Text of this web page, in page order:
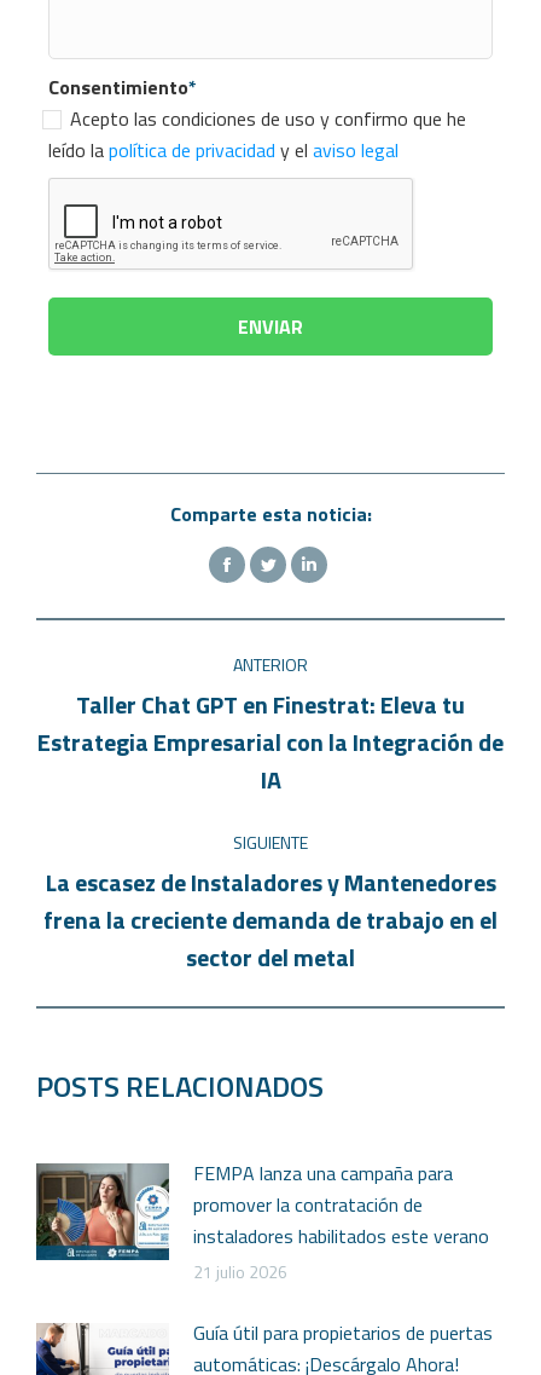
Consentimiento*
Acepto las condiciones de uso y confirmo que he
leído lapolítica de privacidad y el aviso legal
Comparte esta noticia:
ANTERIOR
Taller Chat GPT en Finestrat: Eleva tu
Estrategia Empresarial con la Integración de
IA
SIGUIENTE
La escasez de Instaladores y Mantenedores
frena la creciente demanda de trabajo en el
sector del metal
POSTS RELACIONADOS
FEMPA lanza una campaña para
promover la contratación de
instaladores habilitados este verano
21 julio 2026
Guía útil para propietarios de puertas
automáticas: ¡Descárgalo Ahora!